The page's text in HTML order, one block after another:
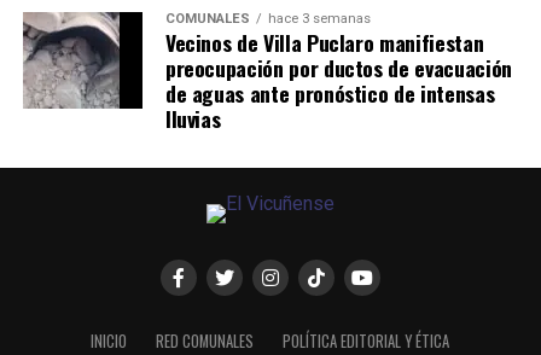
COMUNALES hace 3 semanas
Vecinos de Villa Puclaro manifiestan
preocupación por ductos de evacuación
de aguas ante pronóstico de intensas
lluvias
INICIO RED COMUNALES
POLÍTICA EDITORIAL Y ÉTICA